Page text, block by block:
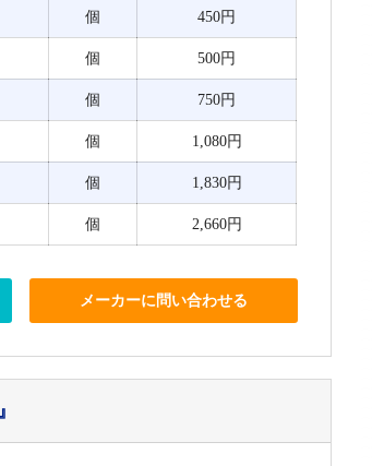
個 450円
個 500円
個 750円
個 1,080円
個 1,830円
個 2,660円
メーカーに問い合わせる